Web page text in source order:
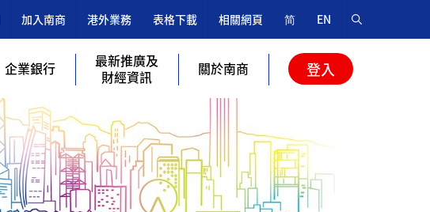
加入南商 港外業務 表格下載 相關網頁 简 EN
企業銀行
最新推廣及
財經資訊
關於南商 登入